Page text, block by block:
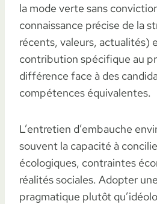
la mode verte sans
connaissance précise de la
récents, valeurs, actualités)
contribution spécifique au
différence face à des
compétences équivalentes.
L’entretien d’embauche
souvent la capacité à
écologiques, contraintes
réalités sociales. Adopter
pragmatique plutôt